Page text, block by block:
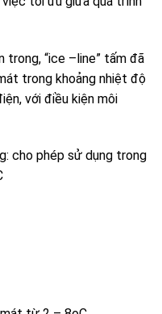
“ice –line” tấm đã
trong khoảng nhiệt độ
với điều kiện môi
phép sử dụng trong